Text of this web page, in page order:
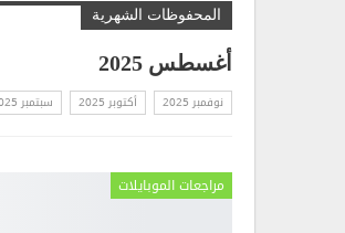
المحفوظات الشهرية
أغسطس 2025
نوفمبر 2025 أكتوبر 2025 سبتمبر 2025
مراجعات الموبايلات